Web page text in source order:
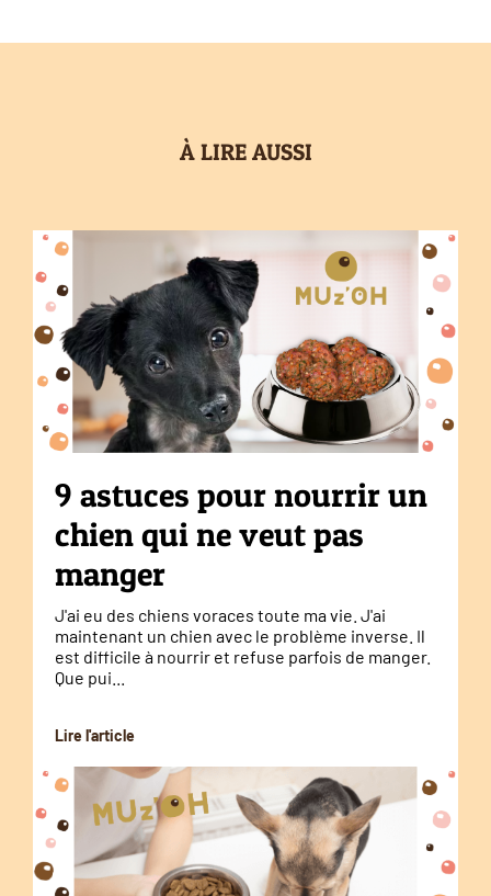
À LIRE AUSSI
9 astuces pour nourrir un
chien qui ne veut pas
manger
J'ai eu des chiens voraces toute ma vie. J'ai
maintenant un chien avec le problème inverse. Il
est difficile à nourrir et refuse parfois de manger.
Que pui...
Lire l'article